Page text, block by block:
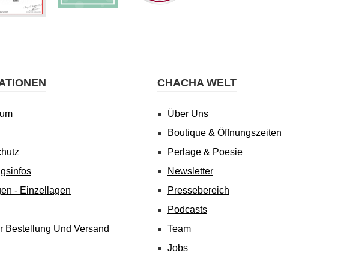
- Einzellagen
Bestellung Und Versand
CHACHA WELT
Über Uns
Boutique & Öffnungszeiten
Perlage & Poesie
Newsletter
Pressebereich
Podcasts
Team
Jobs